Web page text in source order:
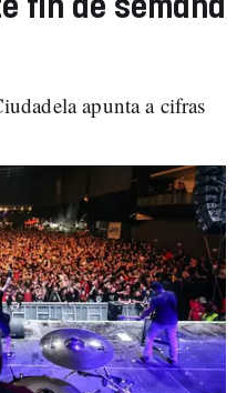
fin de semana
apunta a cifras